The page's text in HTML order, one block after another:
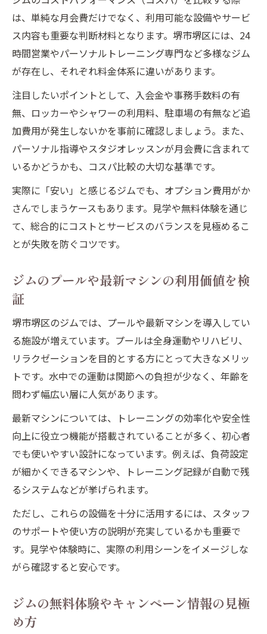
は、単純な月会費だけでなく、利用可能な設備やサービ
ス内容も重要な判断材料となります。堺市堺区には、24
時間営業やパーソナルトレーニング専門など多様なジム
が存在し、それぞれ料金体系に違いがあります。
注目したいポイントとして、入会金や事務手数料の有
無、ロッカーやシャワーの利用料、駐車場の有無など追
加費用が発生しないかを事前に確認しましょう。また、
パーソナル指導やスタジオレッスンが月会費に含まれて
いるかどうかも、コスパ比較の大切な基準です。
実際に「安い」と感じるジムでも、オプション費用がか
さんでしまうケースもあります。見学や無料体験を通じ
て、総合的にコストとサービスのバランスを見極めるこ
とが失敗を防ぐコツです。
ジムのプールや最新マシンの利用価値を検
証
堺市堺区のジムでは、プールや最新マシンを導入してい
る施設が増えています。プールは全身運動やリハビリ、
リラクゼーションを目的とする方にとって大きなメリッ
トです。水中での運動は関節への負担が少なく、年齢を
問わず幅広い層に人気があります。
最新マシンについては、トレーニングの効率化や安全性
向上に役立つ機能が搭載されていることが多く、初心者
でも使いやすい設計になっています。例えば、負荷設定
が細かくできるマシンや、トレーニング記録が自動で残
るシステムなどが挙げられます。
ただし、これらの設備を十分に活用するには、スタッフ
のサポートや使い方の説明が充実しているかも重要で
す。見学や体験時に、実際の利用シーンをイメージしな
がら確認すると安心です。
ジムの無料体験やキャンペーン情報の見極
め方